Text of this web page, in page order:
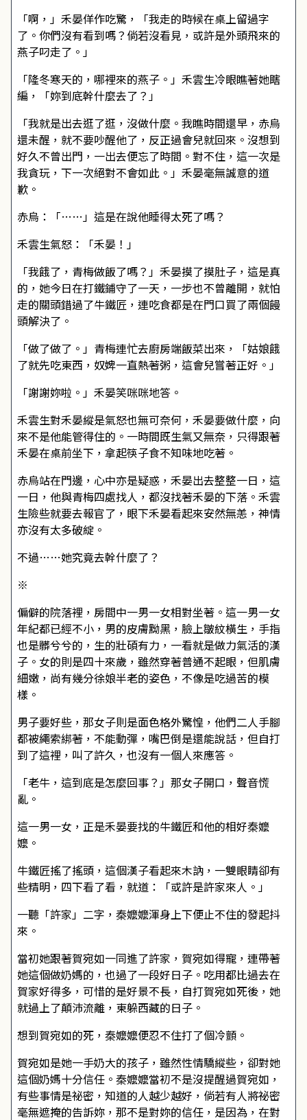
「啊，」禾晏佯作吃驚，「我走的時候在桌上留過字
了。你們沒有看到嗎？倘若沒看見，或許是外頭飛來的
燕子叼走了。」
「隆冬寒天的，哪裡來的燕子。」禾雲生冷眼瞧著她瞎
編，「妳到底幹什麼去了？」
「我就是出去逛了逛，沒做什麼。我瞧時間還早，赤烏
還未醒，就不要吵醒他了，反正過會兒就回來。沒想到
好久不曾出門，一出去便忘了時間。對不住，這一次是
我貪玩，下一次絕對不會如此。」禾晏毫無誠意的道
歉。
赤烏：「……」這是在說他睡得太死了嗎？
禾雲生氣怒：「禾晏！」
「我餓了，青梅做飯了嗎？」禾晏摸了摸肚子，這是真
的，她今日在打鐵鋪守了一天，一步也不曾離開，就怕
走的關頭錯過了牛鐵匠，連吃食都是在門口買了兩個饅
頭解決了。
「做了做了。」青梅連忙去廚房端飯菜出來，「姑娘餓
了就先吃東西，奴婢一直熱著粥，這會兒嘗著正好。」
「謝謝妳啦。」禾晏笑咪咪地答。
禾雲生對禾晏縱是氣怒也無可奈何，禾晏要做什麼，向
來不是他能管得住的。一時間既生氣又無奈，只得跟著
禾晏在桌前坐下，拿起筷子食不知味地吃著。
赤烏站在門邊，心中亦是疑惑，禾晏出去整整一日，這
一日，他與青梅四處找人，都沒找著禾晏的下落。禾雲
生險些就要去報官了，眼下禾晏看起來安然無恙，神情
亦沒有太多破綻。
不過……她究竟去幹什麼了？
※
偏僻的院落裡，房間中一男一女相對坐著。這一男一女
年紀都已經不小，男的皮膚黝黑，臉上皺紋橫生，手指
也是髒兮兮的，生的壯碩有力，一看就是做力氣活的漢
子。女的則是四十來歲，雖然穿著普通不起眼，但肌膚
細嫩，尚有幾分徐娘半老的姿色，不像是吃過苦的模
樣。
男子要好些，那女子則是面色格外驚惶，他們二人手腳
都被繩索綁著，不能動彈，嘴巴倒是還能說話，但自打
到了這裡，叫了許久，也沒有一個人來應答。
「老牛，這到底是怎麼回事？」那女子開口，聲音慌
亂。
這一男一女，正是禾晏要找的牛鐵匠和他的相好秦嬤
嬤。
牛鐵匠搖了搖頭，這個漢子看起來木訥，一雙眼睛卻有
些精明，四下看了看，就道：「或許是許家來人。」
一聽「許家」二字，秦嬤嬤渾身上下便止不住的發起抖
來。
當初她跟著賀宛如一同進了許家，賀宛如得寵，連帶著
她這個做奶媽的，也過了一段好日子。吃用都比過去在
賀家好得多，可惜的是好景不長，自打賀宛如死後，她
就過上了顛沛流離，東躲西藏的日子。
想到賀宛如的死，秦嬤嬤便忍不住打了個冷顫。
賀宛如是她一手奶大的孩子，雖然性情驕縱些，卻對她
這個奶媽十分信任。秦嬤嬤當初不是沒提醒過賀宛如，
有些事情是祕密，知道的人越少越好，倘若有人將祕密
毫無遮掩的告訴妳，那不是對妳的信任，是因為，在對